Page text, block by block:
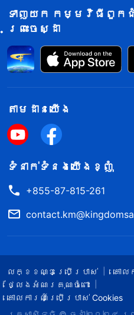
ទាញយក កម្មវិធីពួកជំ
ព្រះចេស្ដា
តាម​ដាន​យើង​
ទំនាក់​ទំនង​យើង​ខ្ញុំ
+855-87-815-261
លក្ខខណ្ឌ​ប្រើប្រាស់​
គោ
ថ្លែងអំណរគុណចំពោះ
គោលការណ៍ប្រើប្រាស់ Cookies